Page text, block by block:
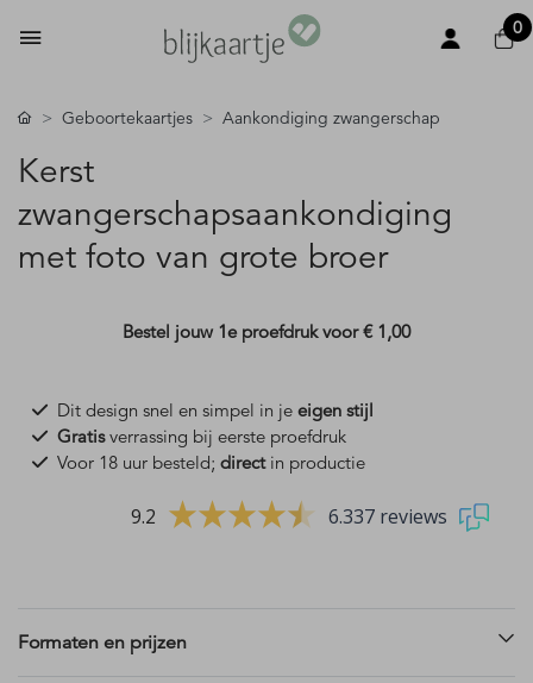
0
Geboortekaartjes Aankondiging zwangerschap
Kerst
zwangerschapsaankondiging
met foto van grote broer
Bestel jouw 1e proefdruk voor€ 1,00
Dit design snel en simpel in je eigen stijl
Gratisverrassing bij eerste proefdruk
Voor 18 uur besteld; directin productie
9.2 6.337 reviews
Formaten en prijzen